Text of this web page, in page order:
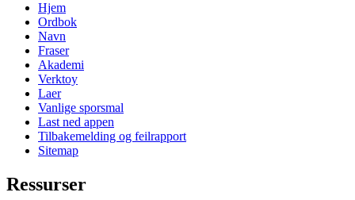
Hjem
Ordbok
Navn
Fraser
Akademi
Verktoy
Laer
Vanlige sporsmal
Last ned appen
Tilbakemelding og feilrapport
Sitemap
Ressurser